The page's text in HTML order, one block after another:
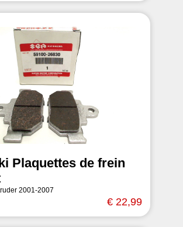
Plaquettes de frein
2001-2007
€ 22,99